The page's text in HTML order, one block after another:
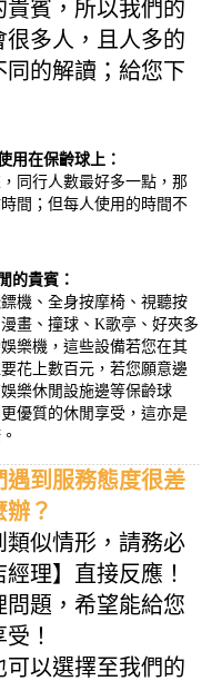
賓，所以我們的
多人，且人多的
的解讀；給您下
用在保齡球上：
同行人數最好多一點，那
間；但每人使用的時間不
的貴賓：
機、全身按摩椅、視聽按
畫、撞球、K歌亭、好夾多
樂機，這些設備若您在其
花上數百元，若您願意邊
樂休閒設施邊等保齡球
優質的休閒享受，這亦是
遇到服務態度很差
辦？
類似情形，請務必
理】直接反應！
題，希望能給您
！
以選擇至我們的